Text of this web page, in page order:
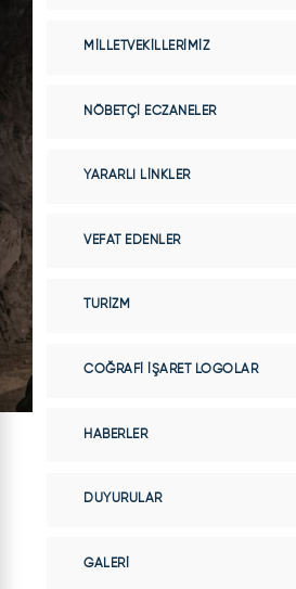
MILLETVEKILLERIMIZ
NÖBETÇI ECZANELER
YARARLI LINKLER
VEFAT EDENLER
TURIZM
COĞRAFI İŞARET LOGOLAR
HABERLER
DUYURULAR
GALERI